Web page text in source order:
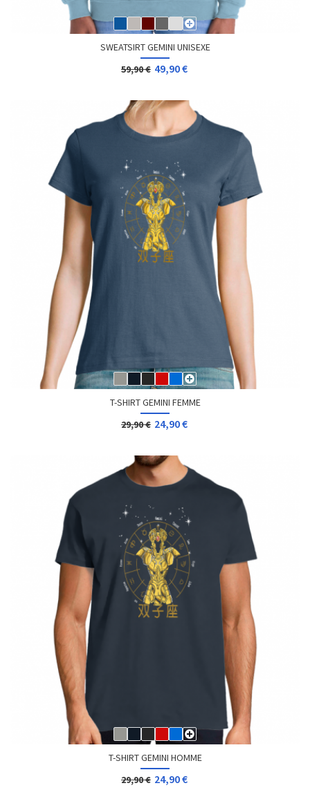
SWEATSIRT GEMINI UNISEXE
59,90 € 49,90 €
T-SHIRT GEMINI FEMME
29,90 € 24,90 €
T-SHIRT GEMINI HOMME
29,90 € 24,90 €